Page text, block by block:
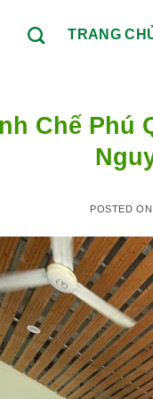
TRANG
Chế Phú
POSTED ON